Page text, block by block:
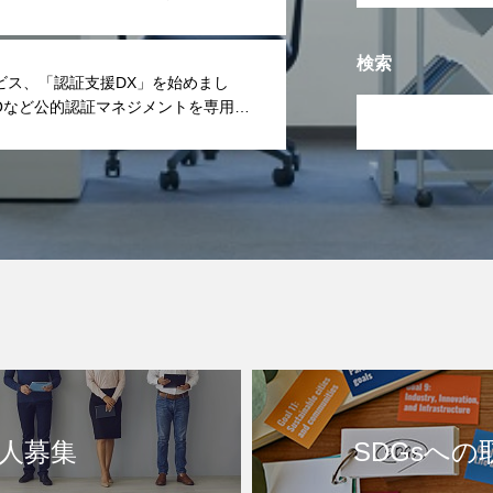
ス、「認証支援DX」を始めまし
ど公的認証マネジメントを専用ア
検索
募集 SDGsへの